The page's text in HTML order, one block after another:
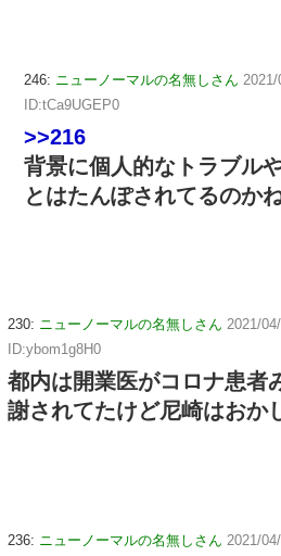
246: ニューノーマルの名無しさん
ID:tCa9UGEP0
>>216
背景に個人的なトラブル
とはたんぽされてるのか
230: ニューノーマルの名無しさん 2021/
ID:ybom1g8H0
都内は開業医がコロナ患者
謝されてたけど尼崎はおか
236: ニューノーマルの名無しさん 2021/